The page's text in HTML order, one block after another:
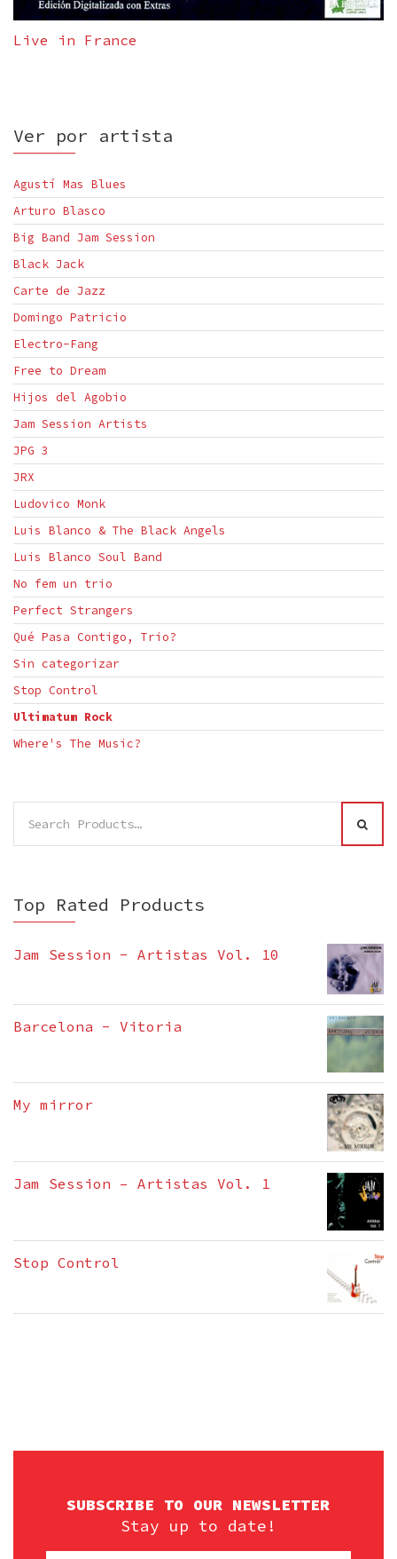
Live in France
Ver por artista
Agustí Mas Blues
Arturo Blasco
Big Band Jam Session
Black Jack
Carte de Jazz
Domingo Patricio
Electro-Fang
Free to Dream
Hijos del Agobio
Jam Session Artists
JPG 3
JRX
Ludovico Monk
Luis Blanco & The Black Angels
Luis Blanco Soul Band
No fem un trio
Perfect Strangers
Qué Pasa Contigo, Trio?
Sin categorizar
Stop Control
Ultimatum Rock
Where's The Music?
for:
Top Rated Products
Jam Session - Artistas Vol. 10
Barcelona - Vitoria
My mirror
Jam Session – Artistas Vol. 1
Stop Control
SUBSCRIBE TO OUR NEWSLETTER
Stay up to date!